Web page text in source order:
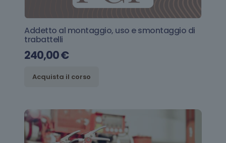
Addetto al montaggio, uso e smontaggio di
trabattelli
240,00€
Acquista il corso